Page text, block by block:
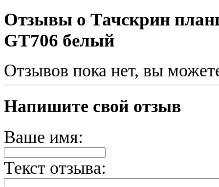
Отзывы о Тачскрин
GT706 белый
Отзывов пока нет, вы
Напишите свой отзыв
Ваше имя:
Текст отзыва: